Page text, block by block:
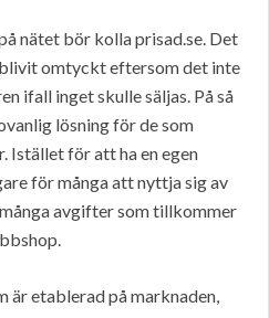
nätet bör kolla prisad.se. Det
omtyckt eftersom det inte
ifall inget skulle säljas. På så
lösning för de som
Istället för att ha en egen
för många att nyttja sig av
avgifter som tillkommer
är etablerad på marknaden,